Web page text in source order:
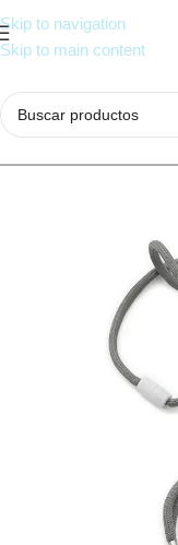
Skip to navigation
Skip to main content